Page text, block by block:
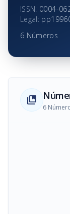
ISSN: 0004-
Legal:
6 Números
collections_bookmark
6